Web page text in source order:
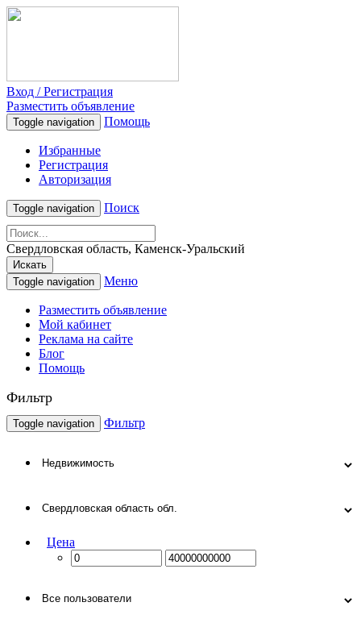
Вход / Регистрация
Разместить объявление
Toggle navigation Помощь
Избранные
Регистрация
Авторизация
Toggle navigation Поиск
Свердловская область, Каменск-Уральский
Искать
Toggle navigation
Меню
Разместить объявление
Мой кабинет
Реклама на сайте
Блог
Помощь
Фильтр
Toggle navigation Фильтр
Цена